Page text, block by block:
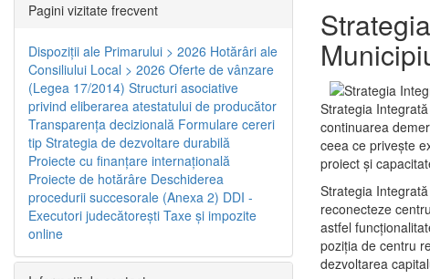
Strategia
continuarea
ceea ce priveşte
proiect și
Strategia
reconecteze
astfel
poziţia de centru
dezvoltarea
Pagini vizitate frecvent
Dispoziţii ale Primarului > 2026 Hotărâri ale
Consiliului Local > 2026 Oferte de vânzare
(Legea 17/2014) Structuri asociative
privind eliberarea atestatului de producător
Transparenţa decizională Formulare cereri
tip Strategia de dezvoltare durabilă
Proiecte cu finanţare internaţională
Proiecte de hotărâre Deschiderea
procedurii succesorale (Anexa 2) DDI -
Executori judecătorești Taxe şi impozite
online